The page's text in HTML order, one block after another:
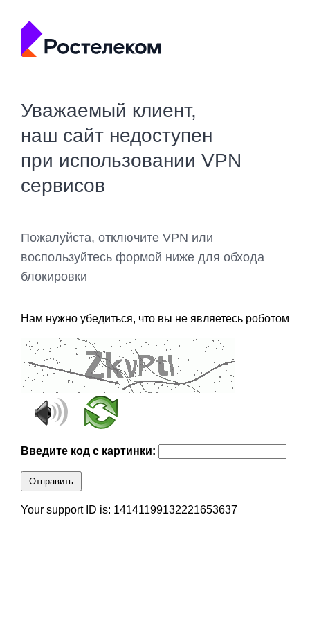
Уважаемый клиент,
наш сайт недоступен
при использовании VPN
сервисов
Пожалуйста, отключите VPN или
воспользуйтесь формой ниже для обхода
блокировки
Нам нужно убедиться, что вы не являетесь роботом
Введите код с картинки:
Отправить
Your support ID is: 14141199132221653637